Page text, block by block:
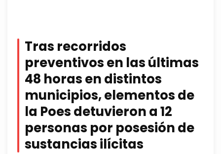
Tras recorridos
preventivos en las últimas
48 horas en distintos
municipios, elementos de
la Poes detuvieron a 12
personas por posesión de
sustancias ilícitas